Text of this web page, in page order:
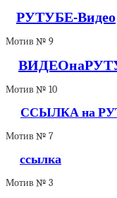
РУТУБЕ-Видео
Мотив № 9
Мотив № 10
ССЫЛКА на
Мотив № 7
ссылка
Мотив № 3